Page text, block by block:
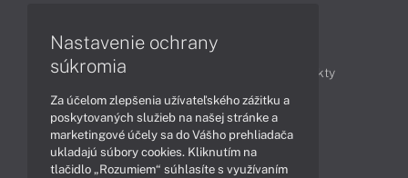
Články
Obchodné informácie
Produkty
Technológie
Videá
Obsah
Nastavenie ochrany
súkromia
Za účelom zlepšenia užívateľského zážitku a
poskytovaných služieb na našej stránke a
marketingové účely sa do Vášho prehliadača
ukladajú súbory cookies. Kliknutím na
tlačidlo „Rozumiem“ súhlasíte s využívaním